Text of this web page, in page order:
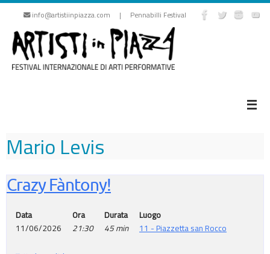
Vai
contenuto
info@artistiinpiazza.com | Pennabilli Festival
Mario Levis
Crazy Fàntony!
Data
11/06/2026
Ora
21:30
Durata
45 min
Luogo
11 - Piazzetta san Rocco